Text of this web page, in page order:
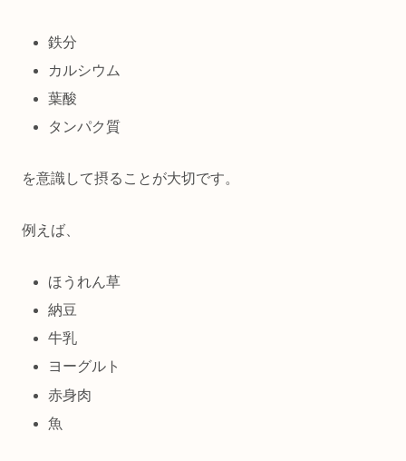
鉄分
カルシウム
葉酸
タンパク質
を意識して摂ることが大切です。
例えば、
ほうれん草
納豆
牛乳
ヨーグルト
赤身肉
魚